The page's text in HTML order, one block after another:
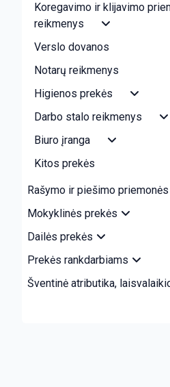
Koregavimo ir klijavimo
reikmenys
Verslo dovanos
Notarų reikmenys
Higienos prekės
Darbo stalo reikmenys
Biuro įranga
Kitos prekės
Rašymo ir piešimo priemonės
Mokyklinės prekės
Dailės prekės
Prekės rankdarbiams
Šventinė atributika,